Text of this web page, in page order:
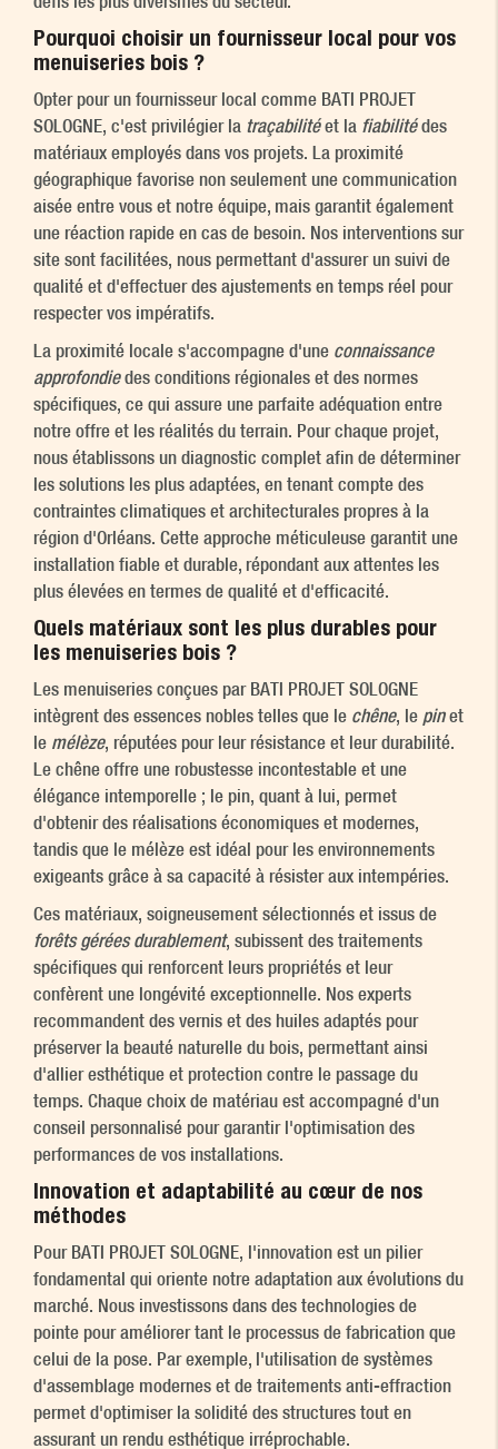
Pourquoi choisir un fournisseur local pour vos
menuiseries bois ?
Opter pour un fournisseur local comme BATI PROJET
SOLOGNE, c'est privilégier la traçabilitéet la fiabilitédes
matériaux employés dans vos projets. La proximité
géographique favorise non seulement une communication
aisée entre vous et notre équipe, mais garantit également
une réaction rapide en cas de besoin. Nos interventions sur
site sont facilitées, nous permettant d'assurer un suivi de
qualité et d'effectuer des ajustements en temps réel pour
respecter vos impératifs.
La proximité locale s'accompagne d'une connaissance
approfondiedes conditions régionales et des normes
spécifiques, ce qui assure une parfaite adéquation entre
notre offre et les réalités du terrain. Pour chaque projet,
nous établissons un diagnostic complet afin de déterminer
les solutions les plus adaptées, en tenant compte des
contraintes climatiques et architecturales propres à la
région d'Orléans. Cette approche méticuleuse garantit une
installation fiable et durable, répondant aux attentes les
plus élevées en termes de qualité et d'efficacité.
Quels matériaux sont les plus durables pour
les menuiseries bois ?
Les menuiseries conçues par BATI PROJET SOLOGNE
intègrent des essences nobles telles que le chêne, le pinet
le mélèze, réputées pour leur résistance et leur durabilité.
Le chêne offre une robustesse incontestable et une
élégance intemporelle ; le pin, quant à lui, permet
d'obtenir des réalisations économiques et modernes,
tandis que le mélèze est idéal pour les environnements
exigeants grâce à sa capacité à résister aux intempéries.
Ces matériaux, soigneusement sélectionnés et issus de
forêts gérées durablement, subissent des traitements
spécifiques qui renforcent leurs propriétés et leur
confèrent une longévité exceptionnelle. Nos experts
recommandent des vernis et des huiles adaptés pour
préserver la beauté naturelle du bois, permettant ainsi
d'allier esthétique et protection contre le passage du
temps. Chaque choix de matériau est accompagné d'un
conseil personnalisé pour garantir l'optimisation des
performances de vos installations.
Innovation et adaptabilité au cœur de nos
méthodes
Pour BATI PROJET SOLOGNE, l'innovation est un pilier
fondamental qui oriente notre adaptation aux évolutions du
marché. Nous investissons dans des technologies de
pointe pour améliorer tant le processus de fabrication que
celui de la pose. Par exemple, l'utilisation de systèmes
d'assemblage modernes et de traitements anti-effraction
permet d'optimiser la solidité des structures tout en
assurant un rendu esthétique irréprochable.